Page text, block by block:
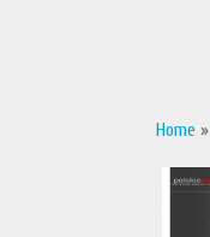
Home »